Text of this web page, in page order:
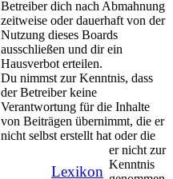
Lexikon
Betreiber dich nach Abmahnung
zeitweise oder dauerhaft von der
Nutzung dieses Boards
ausschließen und dir ein
Hausverbot erteilen.
Du nimmst zur Kenntnis, dass
der Betreiber keine
Verantwortung für die Inhalte
von Beiträgen übernimmt, die er
nicht selbst erstellt hat oder die
er nicht zur
Kenntnis